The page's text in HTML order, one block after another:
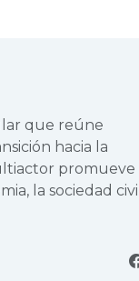
que reúne
hacia la
promueve
la sociedad civil